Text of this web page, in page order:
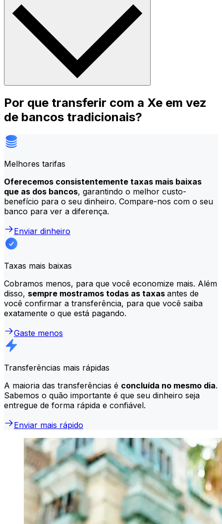
Por que transferir com a Xe em vez
de bancos tradicionais?
Melhores tarifas
Oferecemos consistentemente taxas mais baixas
que as dos bancos, garantindo o melhor custo-
benefício para o seu dinheiro. Compare-nos com o seu
banco para ver a diferença.
Enviar dinheiro
Taxas mais baixas
Cobramos menos, para que você economize mais. Além
disso, sempre mostramos todas as taxas antes de
você confirmar a transferência, para que você saiba
exatamente o que está pagando.
Gaste menos
Transferências mais rápidas
A maioria das transferências é concluída no mesmo dia.
Sabemos o quão importante é que seu dinheiro seja
entregue de forma rápida e confiável.
Enviar mais rápido